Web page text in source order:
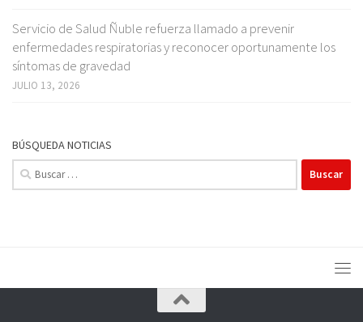
Servicio de Salud Ñuble refuerza llamado a prevenir
enfermedades respiratorias y reconocer oportunamente los
síntomas de gravedad
JULIO 13, 2026
BÚSQUEDA NOTICIAS
Buscar: